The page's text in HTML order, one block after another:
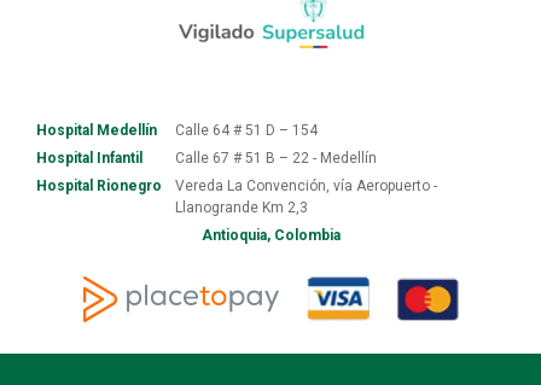
Hospital Medellín
Calle 64 # 51 D – 154
Hospital Infantil
Calle 67 # 51 B – 22 - Medellín
Hospital Rionegro
Vereda La Convención, vía Aeropuerto -
Llanogrande Km 2,3
Antioquia, Colombia